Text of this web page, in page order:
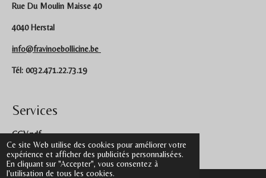
Ce site Web utilise des cookies pour améliorer votre
expérience et afficher des publicités personnalisées.
En cliquant sur "Accepter", vous consentez à
l'utilisation de tous les cookies.
Rue Du Moulin Maisse 40
4040 Herstal
info@fravinoebollicine.be
Tél: 0032.471.22.73.19
Services
CGV.pdf
FAQ.pdf